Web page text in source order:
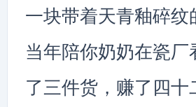
一块带着天青釉碎纹
当年陪你奶奶在瓷厂
了三件货，赚了四